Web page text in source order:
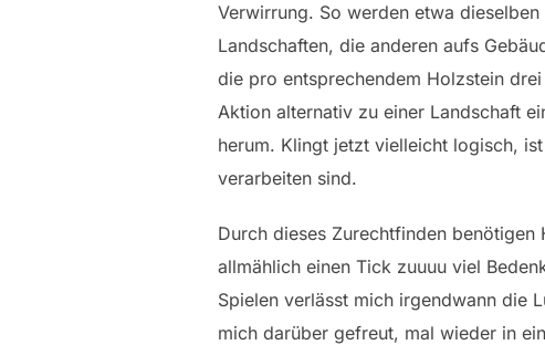
Verwirrung. So werden etwa
Landschaften, die anderen aufs
die pro entsprechendem Holzstein
Aktion alternativ zu einer Landschaft
herum. Klingt jetzt vielleicht logisch,
verarbeiten sind.
Durch dieses Zurechtfinden
allmählich einen Tick zuuuu viel
Spielen verlässt mich irgendwann die
mich darüber gefreut, mal wieder in